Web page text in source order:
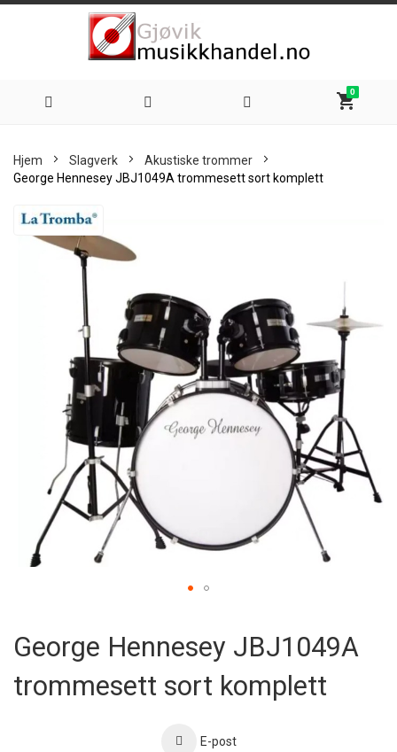
shopping_cart
0
innhold
Hjem Slagverk
Akustiske trommer
George Hennesey JBJ1049A trommesett sort komplett
Skip
the
of
the
George Hennesey JBJ1049A
trommesett sort komplett
E-post